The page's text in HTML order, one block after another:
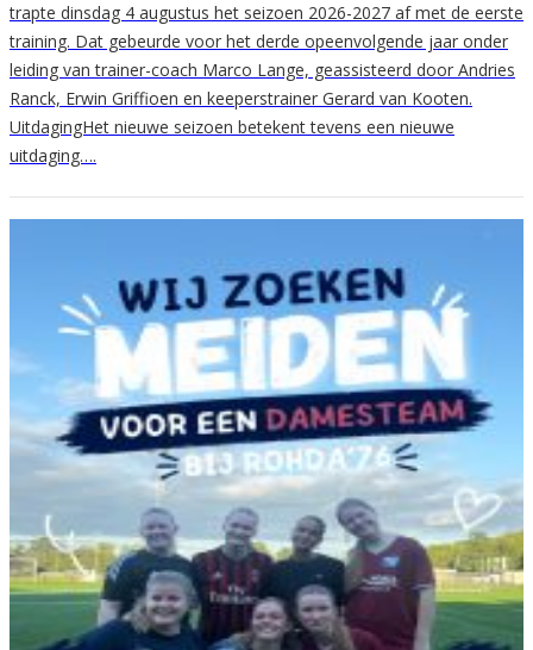
trapte dinsdag 4 augustus het seizoen 2026-2027 af met de eerste
training. Dat gebeurde voor het derde opeenvolgende jaar onder
leiding van trainer-coach Marco Lange, geassisteerd door Andries
Ranck, Erwin Griffioen en keeperstrainer Gerard van Kooten.
UitdagingHet nieuwe seizoen betekent tevens een nieuwe
uitdaging….